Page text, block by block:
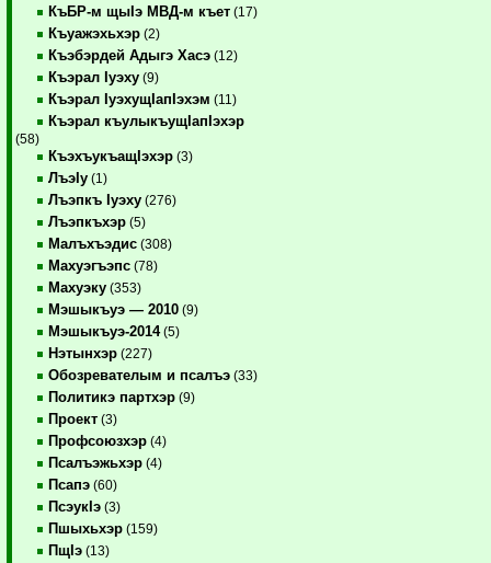
КъБР-м щыIэ МВД-м къет (17)
Къуажэхьхэр (2)
Къэбэрдей Адыгэ Хасэ (12)
Къэрал Iуэху (9)
Къэрал IуэхущIапIэхэм (11)
Къэрал къулыкъущIапIэхэр
(58)
КъэхъукъащIэхэр (3)
ЛъэIу (1)
Лъэпкъ Iуэху (276)
Лъэпкъхэр (5)
Малъхъэдис (308)
Махуэгъэпс (78)
Махуэку (353)
Мэшыкъуэ — 2010 (9)
Мэшыкъуэ-2014(5)
Нэтынхэр (227)
Обозревателым и псалъэ (33)
Политикэ партхэр (9)
Проект (3)
Профсоюзхэр (4)
Псалъэжьхэр (4)
Псапэ (60)
ПсэукIэ (3)
Пшыхьхэр (159)
ПщIэ (13)